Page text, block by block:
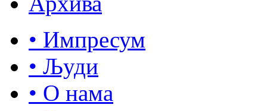
• Импресум
• Људи
• О нама